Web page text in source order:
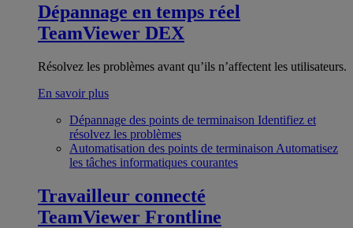
Dépannage en temps réel
TeamViewer DEX
Résolvez les problèmes avant qu’ils n’affectent les utilisateurs.
En savoir plus
Dépannage des points de terminaison Identifiez et
résolvez les problèmes
Automatisation des points de terminaison Automatisez
les tâches informatiques courantes
Travailleur connecté
TeamViewer Frontline